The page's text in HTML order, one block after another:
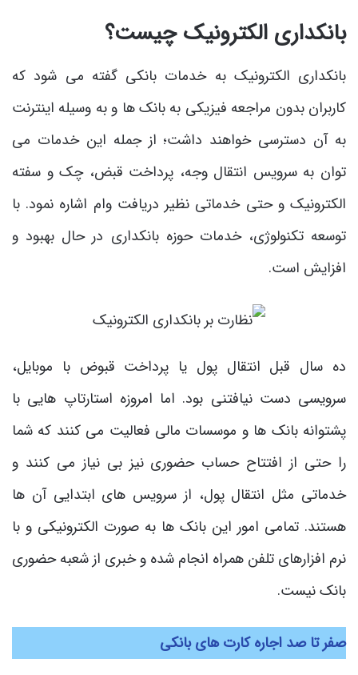
بانکداری الکترونیک چیست؟
بانکداری الکترونیک به خدمات بانکی گفته می شود که
کاربران بدون مراجعه فیزیکی به بانک ها و به وسیله اینترنت
به آن دسترسی خواهند داشت؛ از جمله این خدمات می
توان به سرویس انتقال وجه، پرداخت قبض، چک و سفته
الکترونیک و حتی خدماتی نظیر دریافت وام اشاره نمود. با
توسعه تکنولوژی، خدمات حوزه بانکداری در حال بهبود و
افزایش است.
ده سال قبل انتقال پول یا پرداخت قبوض با موبایل،
سرویسی دست نیافتنی بود. اما امروزه استارتاپ هایی با
پشتوانه بانک ها و موسسات مالی فعالیت می کنند که شما
را حتی از افتتاح حساب حضوری نیز بی نیاز می کنند و
خدماتی مثل انتقال پول، از سرویس های ابتدایی آن ها
هستند. تمامی امور این بانک ها به صورت الکترونیکی و با
نرم افزارهای تلفن همراه انجام شده و خبری از شعبه حضوری
بانک نیست.
صفر تا صد اجاره کارت های بانکی